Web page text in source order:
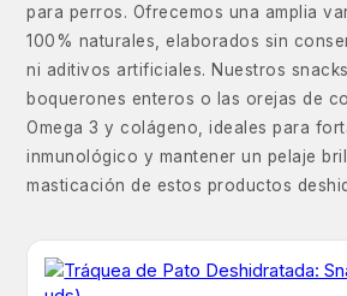
para perros. Ofrecemos una amplia
100% naturales, elaborados sin
ni aditivos artificiales. Nuestros
boquerones enteros o las orejas de
Omega 3 y colágeno, ideales para
inmunológico y mantener un pelaje
masticación de estos productos